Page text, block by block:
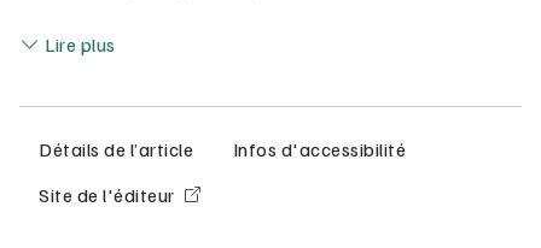
plusieurs chapitres, permettant ainsi à chaque enseignant de
bac pro dont il a la charge.
Lire plus
Détails de l’article
Infos d'accessibilité
Site de l'éditeur